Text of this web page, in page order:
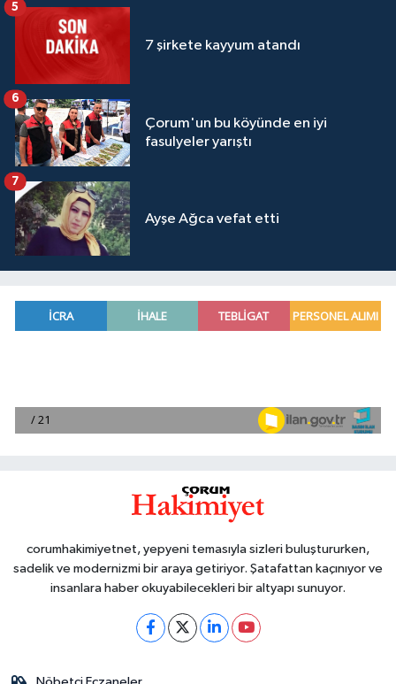
7 şirkete kayyum atandı
5
Çorum'un bu köyünde en iyi
fasulyeler yarıştı
6
Ayşe Ağca vefat etti
7
corumhakimiyetnet, yepyeni temasıyla sizleri buluştururken,
sadelik ve modernizmi bir araya getiriyor. Şatafattan kaçınıyor ve
insanlara haber okuyabilecekleri bir altyapı sunuyor.
Nöbetçi Eczaneler